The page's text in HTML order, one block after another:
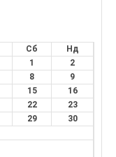
Сб Нд
1
2
8
9
15
16
22
23
29
30